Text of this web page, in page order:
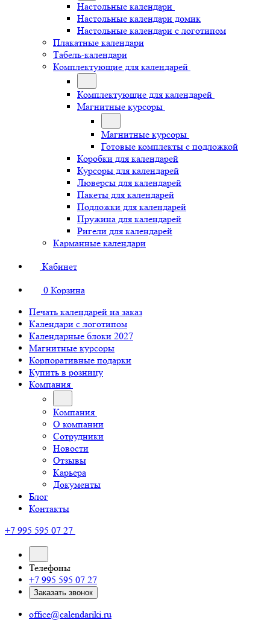
Настольные календари
Настольные календари домик
Настольные календари с логотипом
Плакатные календари
Табель-календари
Комплектующие для календарей
Комплектующие для календарей
Магнитные курсоры
Магнитные курсоры
Готовые комплекты с подложкой
Коробки для календарей
Курсоры для календарей
Люверсы для календарей
Пакеты для календарей
Подложки для календарей
Пружина для календарей
Ригели для календарей
Карманные календари
Кабинет
0 Корзина
Печать календарей на заказ
Календари с логотипом
Календарные блоки 2027
Магнитные курсоры
Корпоративные подарки
Купить в розницу
Компания
Компания
О компании
Сотрудники
Новости
Отзывы
Карьера
Документы
Блог
Контакты
+7 995 595 07 27
Телефоны
+7 995 595 07 27
Заказать звонок
office@calendariki.ru